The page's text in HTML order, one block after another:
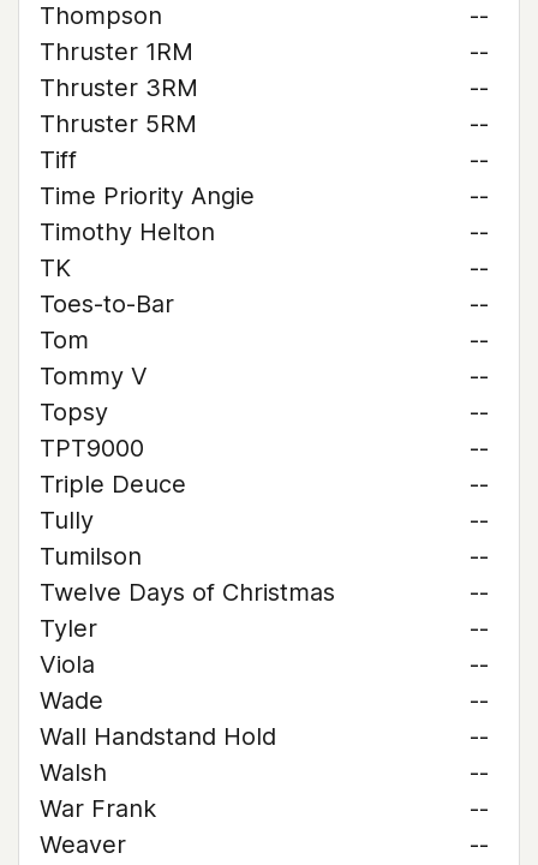
Thompson
--
Thruster 1RM
--
Thruster 3RM
--
Thruster 5RM
--
Tiff
--
Time Priority Angie
--
Timothy Helton
--
TK
--
Toes-to-Bar
--
Tom
--
Tommy V
--
Topsy
--
TPT9000
--
Triple Deuce
--
Tully
--
Tumilson
--
Twelve Days of Christmas
--
Tyler
--
Viola
--
Wade
--
Wall Handstand Hold
--
Walsh
--
War Frank
--
Weaver
--